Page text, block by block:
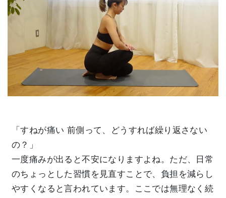
「すねが痛い 前側って、どうすれば繰り返さない
の？」
一度痛みが出ると不安になりますよね。ただ、日常
のちょっとした習慣を見直すことで、負担を減らし
やすくなると言われています。ここでは無理なく続